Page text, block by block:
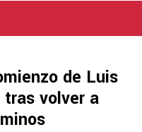
de Luis
volver a